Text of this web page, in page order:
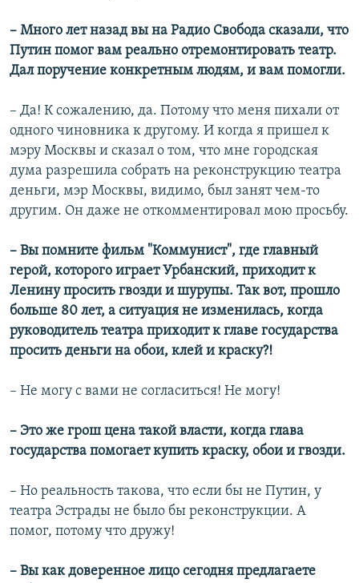
– Много лет назад вы на Радио Свобода сказали, что
Путин помог вам реально отремонтировать театр.
Дал поручение конкретным людям, и вам помогли.
– Да! К сожалению, да. Потому что меня пихали от
одного чиновника к другому. И когда я пришел к
мэру Москвы и сказал о том, что мне городская
дума разрешила собрать на реконструкцию театра
деньги, мэр Москвы, видимо, был занят чем-то
другим. Он даже не откомментировал мою просьбу.
– Вы помните фильм "Коммунист", где главный
герой, которого играет Урбанский, приходит к
Ленину просить гвозди и шурупы. Так вот, прошло
больше 80 лет, а ситуация не изменилась, когда
руководитель театра приходит к главе государства
просить деньги на обои, клей и краску?!
– Не могу с вами не согласиться! Не могу!
– Это же грош цена такой власти, когда глава
государства помогает купить краску, обои и гвозди.
– Но реальность такова, что если бы не Путин, у
театра Эстрады не было бы реконструкции. А
помог, потому что дружу!
– Вы как доверенное лицо сегодня предлагаете